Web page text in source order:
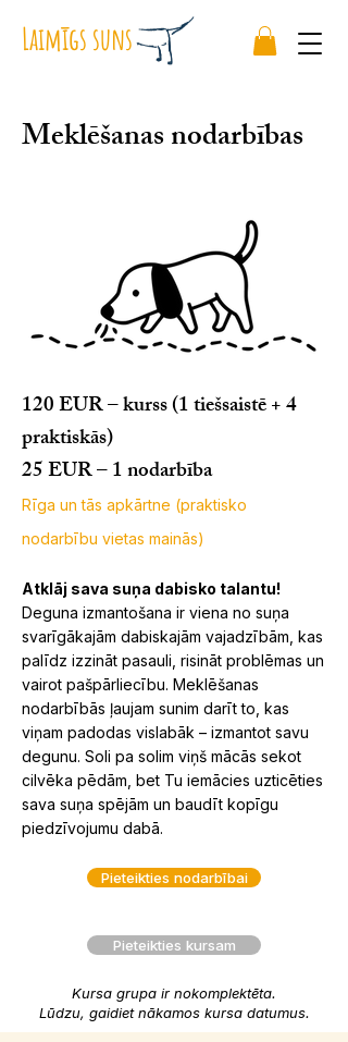
Laimīgs suns
Meklēšanas nodarbības
120 EUR – kurss (1 tiešsaistē + 4
praktiskās)
25 EUR – 1 nodarbība
Rīga un tās apkārtne (praktisko
nodarbību vietas mainās)
Atklāj sava suņa dabisko talantu!
Deguna izmantošana ir viena no suņa
svarīgākajām dabiskajām vajadzībām, kas
palīdz izzināt pasauli, risināt problēmas un
vairot pašpārliecību. Meklēšanas
nodarbībās ļaujam sunim darīt to, kas
viņam padodas vislabāk – izmantot savu
degunu. Soli pa solim viņš mācās sekot
cilvēka pēdām, bet Tu iemācies uzticēties
sava suņa spējām un baudīt kopīgu
piedzīvojumu dabā.
Pieteikties nodarbībai
Pieteikties kursam
Kursa grupa ir nokomplektēta.
Lūdzu, gaidiet nākamos kursa datumus.